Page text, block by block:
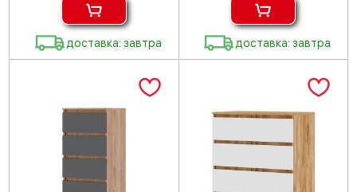
доставка: завтра доставка: завтра